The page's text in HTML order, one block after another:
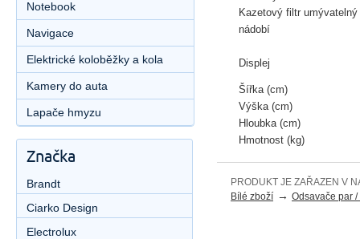
Kazetový filtr
nádobí
Displej
Šířka (cm)
Výška (cm)
Hloubka (cm)
Hmotnost (kg)
PRODUKT JE ZAŘAZEN V
Bílé zboží → Odsavače par
Notebook
Navigace
Elektrické koloběžky a kola
Kamery do auta
Lapače hmyzu
Značka
Brandt
Ciarko Design
Electrolux